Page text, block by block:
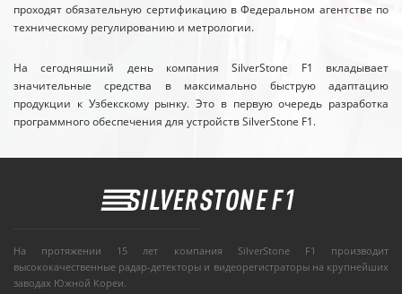
проходят обязательную сертификацию в Федеральном агентстве по
техническому регулированию и метрологии.
На сегодняшний день компания SilverStone F1 вкладывает
значительные средства в максимально быструю адаптацию
продукции к Узбекскому рынку. Это в первую очередь разработка
программного обеспечения для устройств SilverStone F1.
На протяжении 15 лет компания SilverStone F1 производит
высококачественные радар-детекторы и видеорегистраторы на крупнейших
заводах Южной Кореи.